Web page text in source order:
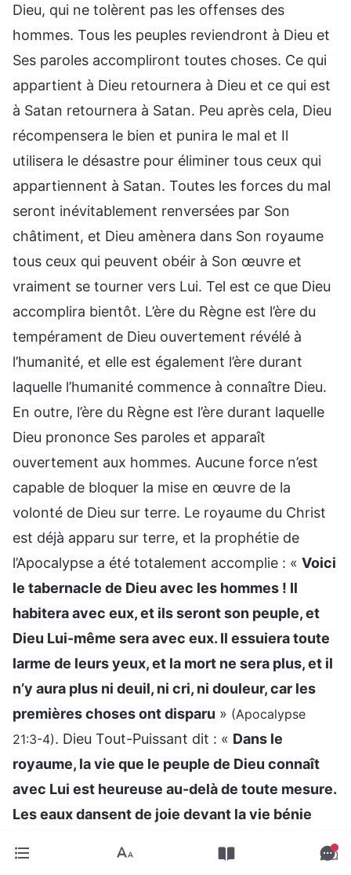
Dieu, qui ne tolèrent pas les offenses des
hommes. Tous les peuples reviendront à Dieu et
Ses paroles accompliront toutes choses. Ce qui
appartient à Dieu retournera à Dieu et ce qui est
à Satan retournera à Satan. Peu après cela, Dieu
récompensera le bien et punira le mal et Il
utilisera le désastre pour éliminer tous ceux qui
appartiennent à Satan. Toutes les forces du mal
seront inévitablement renversées par Son
châtiment, et Dieu amènera dans Son royaume
tous ceux qui peuvent obéir à Son œuvre et
vraiment se tourner vers Lui. Tel est ce que Dieu
accomplira bientôt. L’ère du Règne est l’ère du
tempérament de Dieu ouvertement révélé à
l’humanité, et elle est également l’ère durant
laquelle l’humanité commence à connaître Dieu.
En outre, l’ère du Règne est l’ère durant laquelle
Dieu prononce Ses paroles et apparaît
ouvertement aux hommes. Aucune force n’est
capable de bloquer la mise en œuvre de la
volonté de Dieu sur terre. Le royaume du Christ
est déjà apparu sur terre, et la prophétie de
l’Apocalypse a été totalement accomplie : « Voici
le tabernacle de Dieu avec les hommes ! Il
habitera avec eux, et ils seront son peuple, et
Dieu Lui-même sera avec eux. Il essuiera toute
larme de leurs yeux, et la mort ne sera plus, et il
n’y aura plus ni deuil, ni cri, ni douleur, car les
premières choses ont disparu » (Apocalypse
21:3-4). Dieu Tout-Puissant dit : « Dans le
royaume, la vie que le peuple de Dieu connaît
avec Lui est heureuse au-delà de toute mesure.
Les eaux dansent de joie devant la vie bénie
abondance avec les hommes. Tous les hommes